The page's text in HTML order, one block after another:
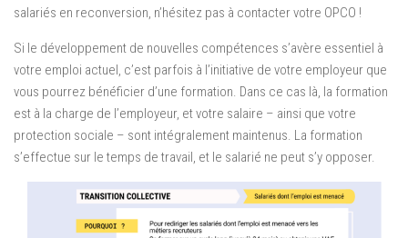
salariés en reconversion, n’hésitez pas à contacter votre OPCO !
Si le développement de nouvelles compétences s’avère essentiel à
votre emploi actuel, c’est parfois à l’initiative de votre employeur que
vous pourrez bénéficier d’une formation. Dans ce cas là, la formation
est à la charge de l’employeur, et votre salaire – ainsi que votre
protection sociale – sont intégralement maintenus. La formation
s’effectue sur le temps de travail, et le salarié ne peut s’y opposer.